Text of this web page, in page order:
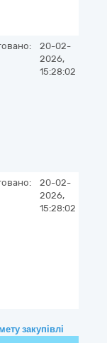
20-02-
2026,
15:28:02
20-02-
2026,
15:28:02
закупівлі